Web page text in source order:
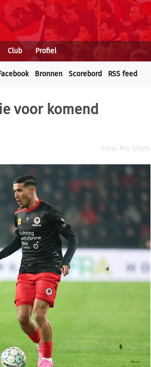
Club Profiel
Bronnen Scorebord RSS feed
voor komend
Foto: Pro Shots